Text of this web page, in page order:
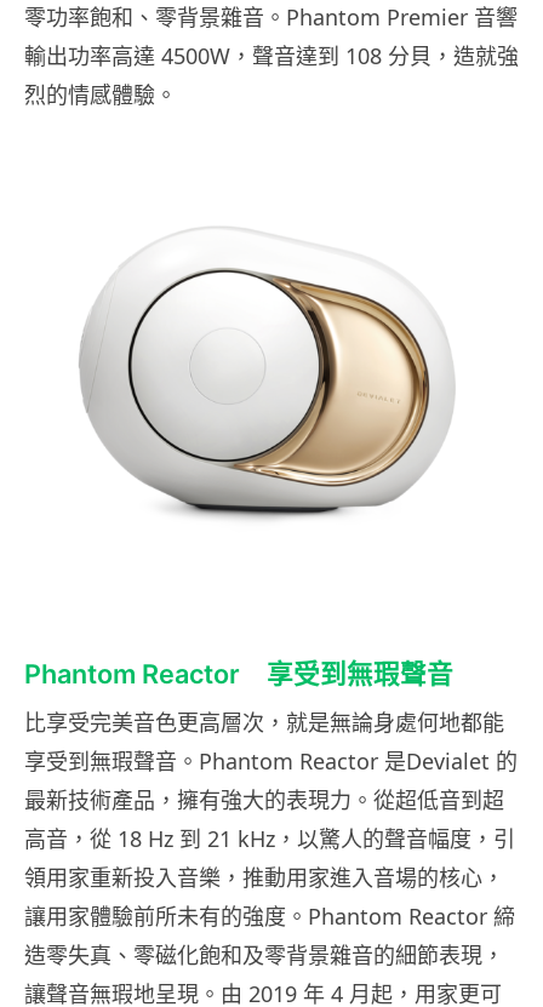
零功率飽和、零背景雜音。Phantom Premier 音響
輸出功率高達 4500W，聲音達到 108 分貝，造就強
烈的情感體驗。
Phantom Reactor 享受到無瑕聲音
比享受完美音色更高層次，就是無論身處何地都能
享受到無瑕聲音。Phantom Reactor 是Devialet 的
最新技術產品，擁有強大的表現力。從超低音到超
高音，從 18 Hz 到 21 kHz，以驚人的聲音幅度，引
領用家重新投入音樂，推動用家進入音場的核心，
讓用家體驗前所未有的強度。Phantom Reactor 締
造零失真、零磁化飽和及零背景雜音的細節表現，
讓聲音無瑕地呈現。由 2019 年 4 月起，用家更可